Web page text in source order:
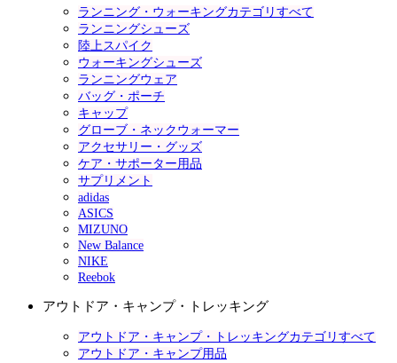
ランニング・ウォーキングカテゴリすべて
ランニングシューズ
陸上スパイク
ウォーキングシューズ
ランニングウェア
バッグ・ポーチ
キャップ
グローブ・ネックウォーマー
アクセサリー・グッズ
ケア・サポーター用品
サプリメント
adidas
ASICS
MIZUNO
New Balance
NIKE
Reebok
アウトドア・キャンプ・トレッキング
アウトドア・キャンプ・トレッキングカテゴリすべて
アウトドア・キャンプ用品